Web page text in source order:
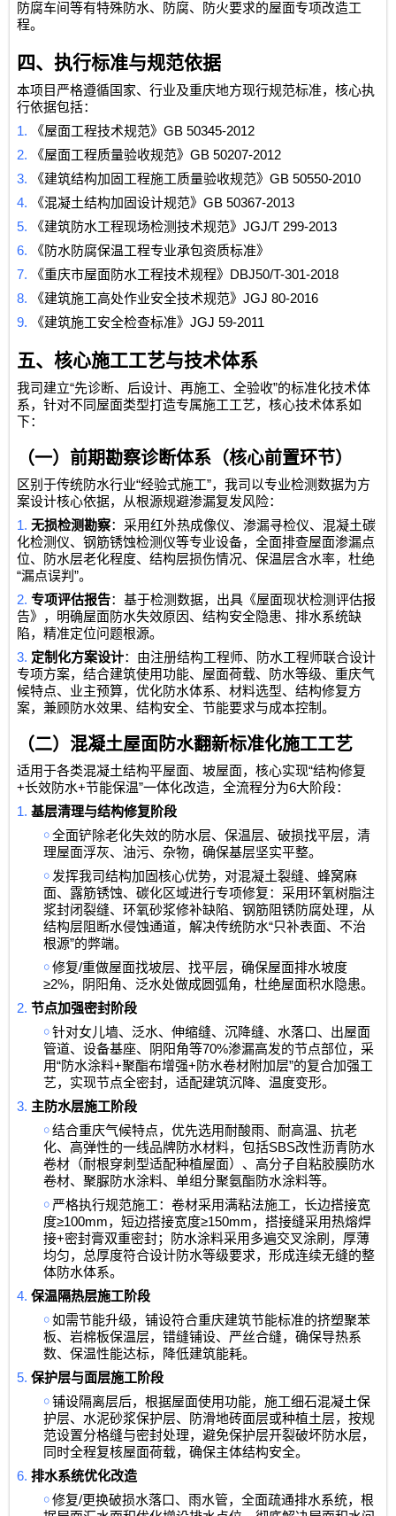
防腐车间等有特殊防水、防腐、防火要求的屋面专项改造工
程。
四、执行标准与规范依据
本项目严格遵循国家、行业及重庆地方现行规范标准，核心执
行依据包括：
1. 《屋面工程技术规范》GB 50345-2012
2.
《屋面工程质量验收规范》GB 50207-2012
3.
《建筑结构加固工程施工质量验收规范》GB 50550-2010
4.
《混凝土结构加固设计规范》GB 50367-2013
5.
《建筑防水工程现场检测技术规范》JGJ/T 299-2013
6.
《防水防腐保温工程专业承包资质标准》
7. 《重庆市屋面防水工程技术规程》 DBJ50/T-301-2018
8.
《建筑施工高处作业安全技术规范》JGJ 80-2016
9.
《建筑施工安全检查标准》JGJ 59-2011
五、核心施工工艺与技术体系
我司建立“先诊断、后设计、再施工、全验收”的标准化技术体
系，针对不同屋面类型打造专属施工工艺，核心技术体系如
下：
（一）前期勘察诊断体系（核心前置环节）
区别于传统防水行业“经验式施工”，我司以专业检测数据为方
案设计核心依据，从根源规避渗漏复发风险：
1.无损检测勘察：采用红外热成像仪、渗漏寻检仪、混凝土碳
化检测仪、钢筋锈蚀检测仪等专业设备，全面排查屋面渗漏点
位、防水层老化程度、结构层损伤情况、保温层含水率，杜绝
“漏点误判”。
2.专项评估报告：基于检测数据，出具《屋面现状检测评估报
告》，明确屋面防水失效原因、结构安全隐患、排水系统缺
陷，精准定位问题根源。
3. 定制化方案设计：由注册结构工程师、防水工程师联合设计
专项方案，结合建筑使用功能、屋面荷载、防水等级、重庆气
候特点、业主预算，优化防水体系、材料选型、结构修复方
案，兼顾防水效果、结构安全、节能要求与成本控制。
（二）混凝土屋面防水翻新标准化施工工艺
适用于各类混凝土结构平屋面、坡屋面，核心实现“结构修复
+长效防水+节能保温”一体化改造，全流程分为6大阶段：
1.基层清理与结构修复阶段
￮ 全面铲除老化失效的防水层、保温层、破损找平层，清
理屋面浮灰、油污、杂物，确保基层坚实平整。
￮ 发挥我司结构加固核心优势，对混凝土裂缝、蜂窝麻
面、露筋锈蚀、碳化区域进行专项修复：采用环氧树脂注
浆封闭裂缝、环氧砂浆修补缺陷、钢筋阻锈防腐处理，从
结构层阻断水侵蚀通道，解决传统防水“只补表面、不治
根源”的弊端。
￮ 修复/重做屋面找坡层、找平层，确保屋面排水坡度
≥2%，阴阳角、泛水处做成圆弧角，杜绝屋面积水隐患。
2.节点加强密封阶段
￮ 针对女儿墙、泛水、伸缩缝、沉降缝、水落口、出屋面
管道、设备基座、阴阳角等70%渗漏高发的节点部位，采
用“防水涂料+聚酯布增强+ 防水卷材附加层”的复合加强工
艺，实现节点全密封，适配建筑沉降、温度变形。
3.主防水层施工阶段
￮ 结合重庆气候特点，优先选用耐酸雨、耐高温、抗老
化、高弹性的一线品牌防水材料，包括SBS改性沥青防水
卷材（耐根穿刺型适配种植屋面）、高分子自粘胶膜防水
卷材、聚脲防水涂料、单组分聚氨酯防水涂料等。
￮ 严格执行规范施工：卷材采用满粘法施工，长边搭接宽
度≥100mm，短边搭接宽度≥150mm，搭接缝采用热熔焊
接+密封膏双重密封；防水涂料采用多遍交叉涂刷，厚薄
均匀，总厚度符合设计防水等级要求，形成连续无缝的整
体防水体系。
4.保温隔热层施工阶段
￮ 如需节能升级，铺设符合重庆建筑节能标准的挤塑聚苯
板、岩棉板保温层，错缝铺设、严丝合缝，确保导热系
数、保温性能达标，降低建筑能耗。
5.保护层与面层施工阶段
￮ 铺设隔离层后，根据屋面使用功能，施工细石混凝土保
护层、水泥砂浆保护层、防滑地砖面层或种植土层，按规
范设置分格缝与密封处理，避免保护层开裂破坏防水层，
同时全程复核屋面荷载，确保主体结构安全。
6.排水系统优化改造
￮ 修复/更换破损水落口、雨水管，全面疏通排水系统，根